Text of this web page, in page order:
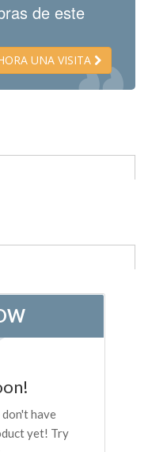
de este
UNA VISITA